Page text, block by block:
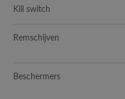
Kill switch
Remschijven
Beschermers